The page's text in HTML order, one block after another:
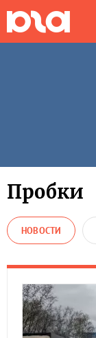
Пробки
НОВОСТИ